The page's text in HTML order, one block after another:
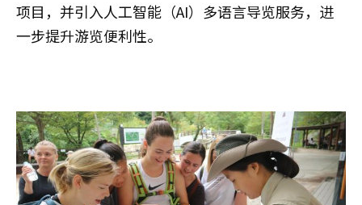
项目，并引入人工智能（AI）多语言导览服务，进
一步提升游览便利性。